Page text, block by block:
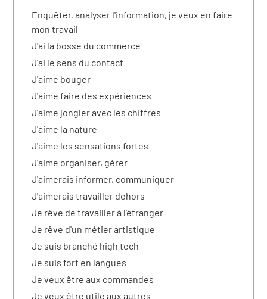
clés métiers et
lieu d'information ou
des métiers en
des transitions
de l'Economie
Solidaire (ESS)
du secteur sanitaire
de l'Industrie
emploi-formation
Enquêter, analyser l'information, je veux en faire
mon travail
J'ai la bosse du commerce
J'ai le sens du contact
J'aime bouger
J'aime faire des expériences
J'aime jongler avec les chiffres
J'aime la nature
J'aime les sensations fortes
J'aime organiser, gérer
J'aimerais informer, communiquer
J'aimerais travailler dehors
Je rêve de travailler à l'étranger
Je rêve d'un métier artistique
Je suis branché high tech
Je suis fort en langues
Je veux être aux commandes
Je veux être utile aux autres